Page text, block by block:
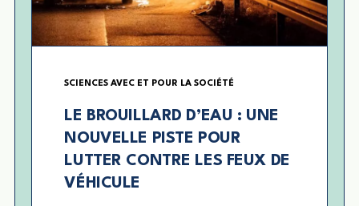
SCIENCES AVEC ET POUR LA SOCIÉTÉ
LE BROUILLARD D’EAU : UNE
NOUVELLE PISTE POUR
LUTTER CONTRE LES FEUX DE
VÉHICULE